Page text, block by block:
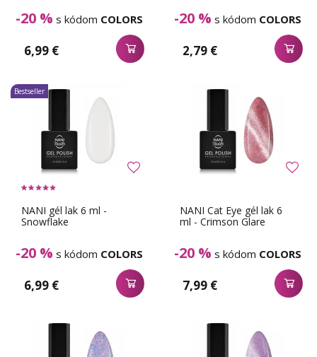
-20 % s kódom COLORS
6,99 €
-20 % s kódom COLORS
2,79 €
NANI gél lak 6 ml -
Snowflake
-20 % s kódom COLORS
6,99 €
Bestseller
NANI Cat Eye gél lak 6
ml - Crimson Glare
-20 % s kódom COLORS
7,99 €